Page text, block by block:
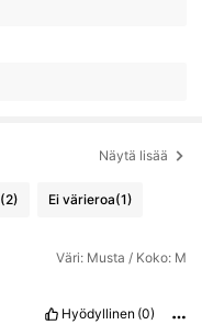
Näytä lisää
(2) Ei värieroa(1)
Väri: Musta / Koko: M
Hyödyllinen (0)